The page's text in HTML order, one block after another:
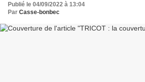
Publié le 04/09/2022 à 13:04
Par Casse-bonbec